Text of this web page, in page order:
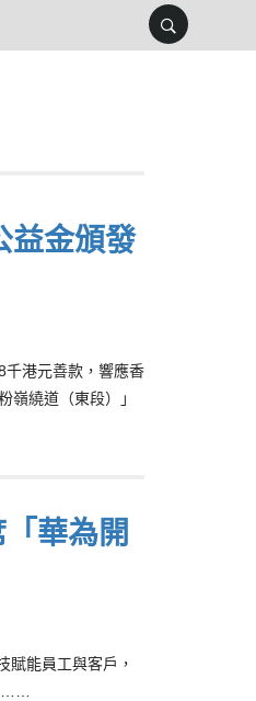
益金頒發
千港元善款，響應香
繞道（東段）」
華為開
賦能員工與客戶，
……